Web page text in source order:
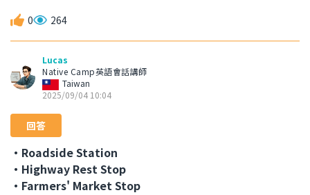
0 264
Lucas
Native Camp英語會話講師
Taiwan
2025/09/04 10:04
回答
・Roadside Station
・Highway Rest Stop
・Farmers' Market Stop